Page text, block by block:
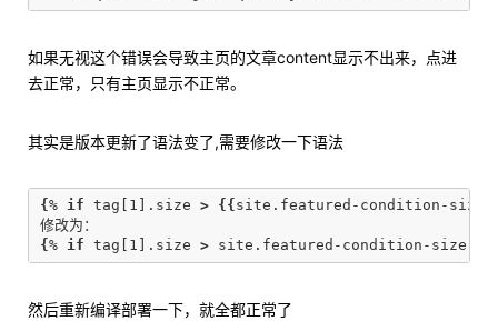
如果无视这个错误会导致主页的文章content显示不出来，点进
去正常，只有主页显示不正常。
其实是版本更新了语法变了,需要修改一下语法
{ % if tag[1].size > {{ site.featured-condition-size
{ % if tag[1].size > site.featured-condition-size %
然后重新编译部署一下，就全都正常了